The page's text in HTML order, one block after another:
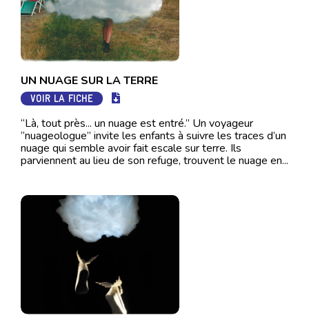
UN NUAGE SUR LA TERRE
VOIR LA FICHE
“Là, tout près... un nuage est entré.” Un voyageur
“nuageologue” invite les enfants à suivre les traces d’un
nuage qui semble avoir fait escale sur terre. Ils
parviennent au lieu de son refuge, trouvent le nuage en...